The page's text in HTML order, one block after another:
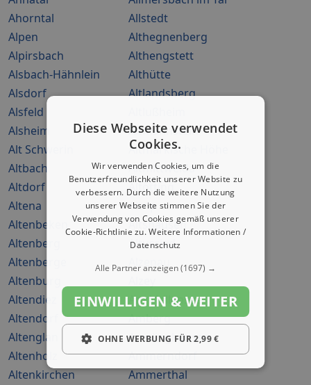
Ahorntal
Allstedt
Alpen
Alpirsbach
Alsbach-Hähnlein
Alsdorf
Alsfeld
Alsheim
Alt Schwerin
Altbach
Altdorf
Altena
Altenbeken
Altenberg
Altenberge
Altenburg
Altendiez
Altendorf
Altenglan
Altenholz
Altenkirchen
Althegnenberg
Althengstett
Althütte
Altlandsberg
Altmannstein
Altmärkische Höhe
Altmittweida
Altötting
Altrip
Altshausen
Altusried
Alzenau
Am Mellensee
Amberg
Amelinghausen
Ammerndorf
Ammerthal
Diese Webseite verwendet
Cookies.
Wir verwenden Cookies, um die
Benutzerfreundlichkeit unserer Website zu
verbessern. Durch die weitere Nutzung
unserer Webseite stimmen Sie der
Verwendung von Cookies gemäß unserer
Cookie-Richtlinie zu.Weitere Informationen /
Datenschutz
Alle Partner anzeigen(1697) →
EINWILLIGEN & WEITER
OHNE WERBUNG FÜR 2,99 €